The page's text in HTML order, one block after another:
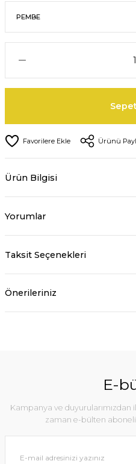
Ürünü
Ürün Bilgisi
Yorumlar
Taksit Seçenekleri
Önerileriniz
E-
Kampanya ve duyurularımızdan
zaman e-bülten